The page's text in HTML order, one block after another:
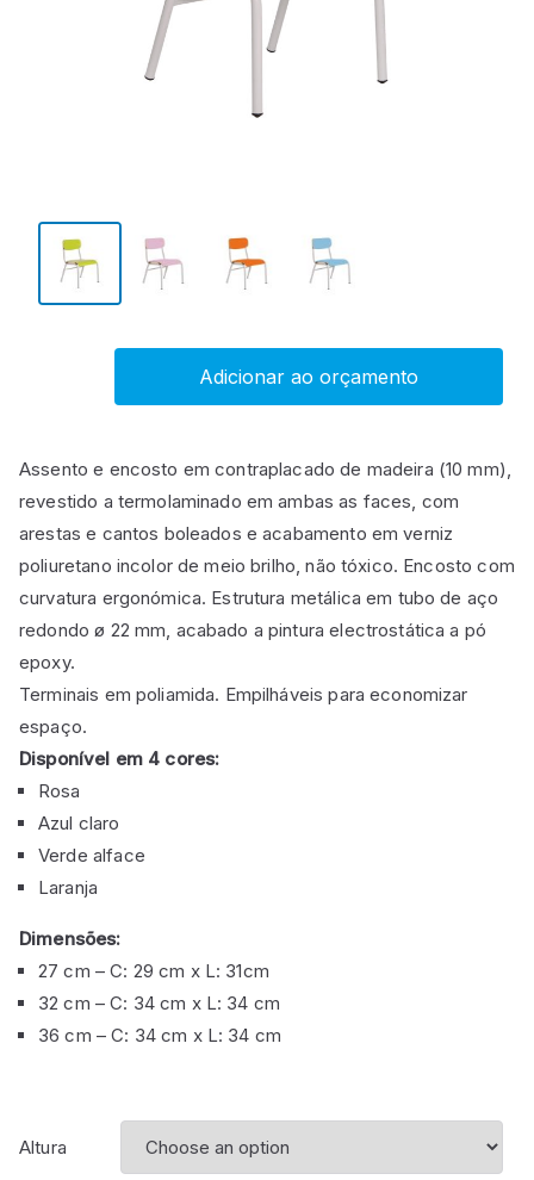
Assento e encosto em contraplacado de madeira (10 mm),
revestido a termolaminado em ambas as faces, com
arestas e cantos boleados e acabamento em verniz
poliuretano incolor de meio brilho, não tóxico. Encosto com
curvatura ergonómica. Estrutura metálica em tubo de aço
redondo ø 22 mm, acabado a pintura electrostática a pó
epoxy.
Terminais em poliamida. Empilháveis para economizar
espaço.
Disponível em 4 cores:
Rosa
Azul claro
Verde alface
Laranja
Dimensões:
27 cm – C: 29 cm x L: 31cm
32 cm – C: 34 cm x L: 34 cm
36 cm – C: 34 cm x L: 34 cm
Adicionar ao orçamento
Altura